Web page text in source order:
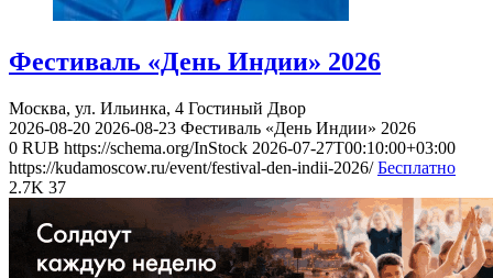
Фестиваль «День Индии» 2026
Москва, ул. Ильинка, 4 Гостиный Двор
2026-08-20 2026-08-23 Фестиваль «День Индии» 2026
0 RUB https://schema.org/InStock 2026-07-27T00:10:00+03:00
https://kudamoscow.ru/event/festival-den-indii-2026/ Бесплатно
2.7K 37